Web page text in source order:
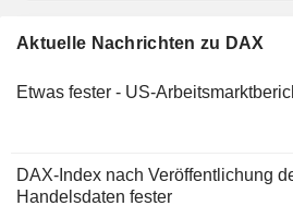
Aktuelle Nachrichten zu DAX
Etwas fester - US-
DAX-Index nach Veröffentlichung
Handelsdaten fester